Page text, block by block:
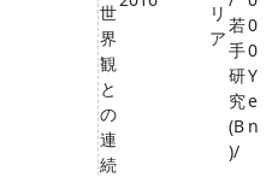
世
界
観
と
の
連
続
リ
ア
若
手
研
究
(B
)/
0
0
Y
e
n